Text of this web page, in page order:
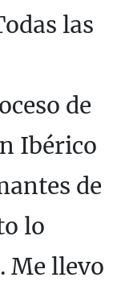
las
de
Ibérico
de
lo
Me llevo